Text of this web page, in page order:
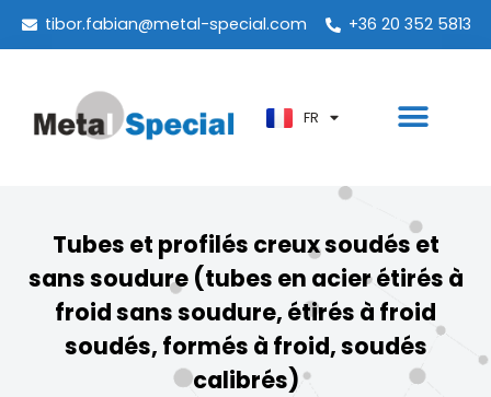
tibor.fabian@metal-special.com +36 20 352 5813
FR
PT
KO
AR
Tubes et profilés creux soudés et
sans soudure (tubes en acier étirés à
froid sans soudure, étirés à froid
soudés, formés à froid, soudés
calibrés)